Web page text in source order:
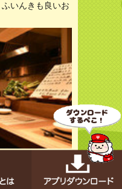
いんきも良いお